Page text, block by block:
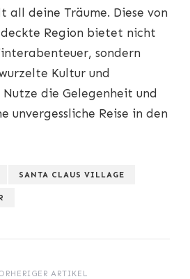
all deine Träume. Diese von
Region bietet nicht
sondern
Kultur und
die Gelegenheit und
unvergessliche Reise in den
SANTA CLAUS VILLAGE
ARTIKEL